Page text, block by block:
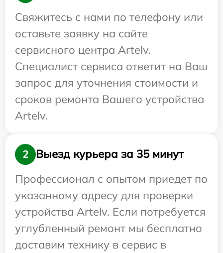
Свяжитесь с нами по телефону или
оставьте заявку на сайте
сервисного центра Artelv.
Специалист сервиса ответит на Ваш
запрос для уточнения стоимости и
сроков ремонта Вашего устройства
Artelv.
2
Выезд курьера за 35 минут
Профессионал с опытом приедет по
указанному адресу для проверки
устройства Artelv. Если потребуется
углубленный ремонт мы бесплатно
доставим технику в сервис в